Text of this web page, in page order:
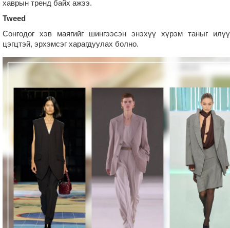
хаврын тренд байх ажээ.
Tweed
Сонгодог хэв маягийг шингээсэн энэхүү хүрэм таныг илүү
цэгцтэй, эрхэмсэг харагдуулах болно.